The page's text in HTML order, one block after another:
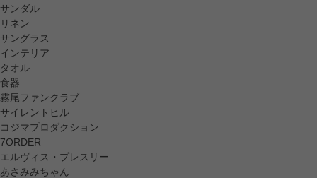
サンダル
リネン
サングラス
インテリア
タオル
食器
霧尾ファンクラブ
サイレントヒル
コジマプロダクション
7ORDER
エルヴィス・プレスリー
あさみみちゃん